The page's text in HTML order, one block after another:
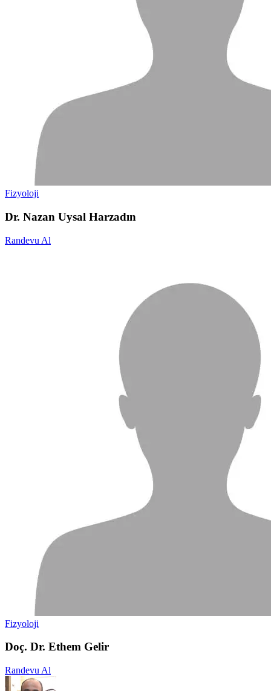
Fizyoloji
Dr. Nazan Uysal Harzadın
Randevu Al
Fizyoloji
Doç. Dr. Ethem Gelir
Randevu Al